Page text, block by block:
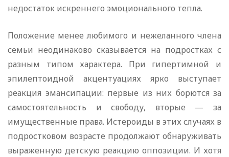
недостаток искреннего эмоционального тепла.
Положение менее любимого и нежеланного члена
семьи неодинаково сказывается на подростках с
разным типом характера. При гипертимной и
эпилептоидной акцентуациях ярко выступает
реакция эмансипации: первые из них борются за
самостоятельность и свободу, вторые — за
имущественные права. Истероиды в этих случаях в
подростковом возрасте продолжают обнаруживать
выраженную детскую реакцию оппозиции. И хотя